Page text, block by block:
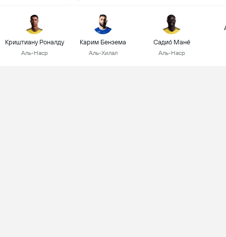
Криштиану Роналду
Аль-Наср
Карим Бензема
Аль-Хилал
Садио́ Мане́
Аль-Наср